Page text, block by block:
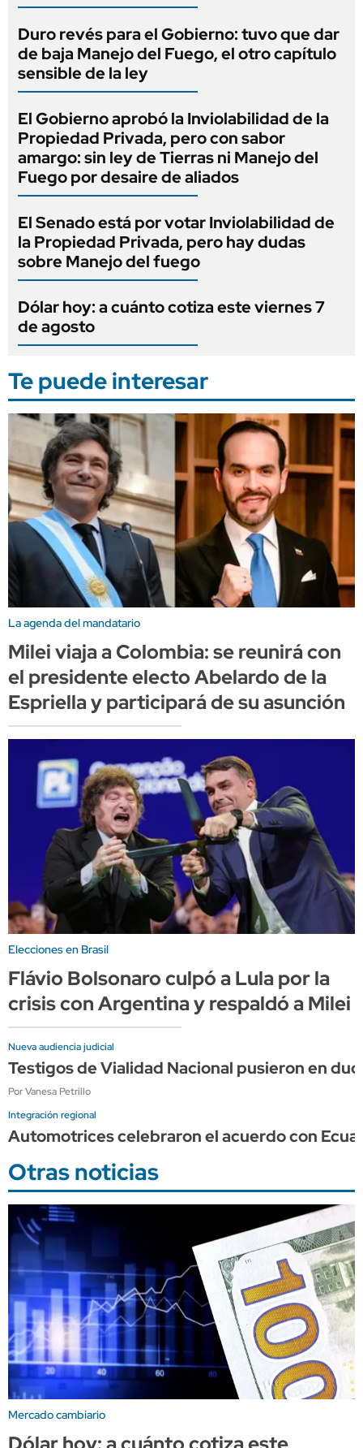
Duro revés para el Gobierno: tuvo que dar
de baja Manejo del Fuego, el otro capítulo
sensible de la ley
El Gobierno aprobó la Inviolabilidad de la
Propiedad Privada, pero con sabor
amargo: sin ley de Tierras ni Manejo del
Fuego por desaire de aliados
El Senado está por votar Inviolabilidad de
la Propiedad Privada, pero hay dudas
sobre Manejo del fuego
Dólar hoy: a cuánto cotiza este viernes 7
de agosto
Te puede interesar
La agenda del mandatario
Milei viaja a Colombia: se reunirá con
el presidente electo Abelardo de la
Espriella y participará de su asunción
Elecciones en Brasil
Flávio Bolsonaro culpó a Lula por la
crisis con Argentina y respaldó a Milei
Nueva audiencia judicial
Testigos de Vialidad Nacional pusieron en
Por Vanesa Petrillo
Integración regional
Automotrices celebraron el acuerdo con
Otras noticias
Mercado cambiario